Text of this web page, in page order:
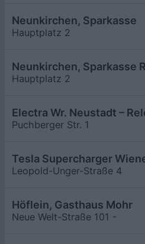
Neunkirchen, Sparkasse
Hauptplatz 2
Neunkirchen, Sparkasse
Hauptplatz 2
Electra Wr. Neustadt –
Puchberger Str. 1
Tesla Supercharger
Leopold-Unger-Straße 4
Höflein, Gasthaus Mohr
Neue Welt-Straße 101 -